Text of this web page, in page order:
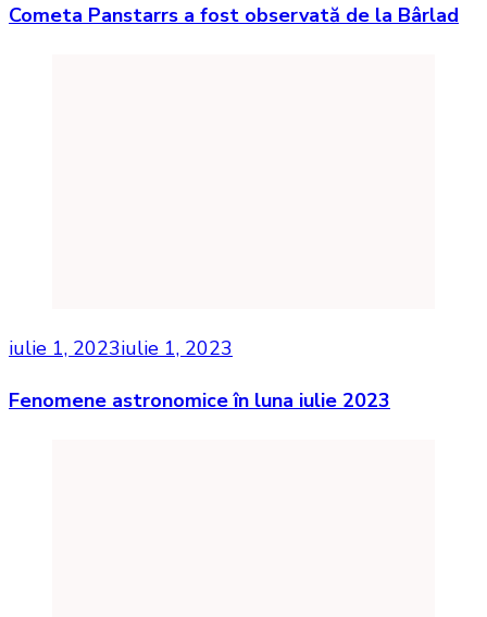
Cometa Panstarrs a fost observată de la Bârlad
iulie 1, 2023iulie 1, 2023
Fenomene astronomice în luna iulie 2023